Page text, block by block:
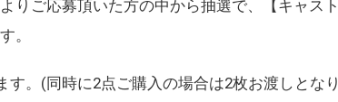
りご応募頂いた方の中から抽選で、【キャスト
。
。(同時に2点ご購入の場合は2枚お渡しとなり